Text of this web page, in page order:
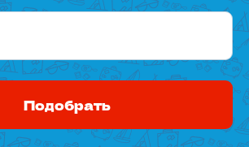
Подобрать